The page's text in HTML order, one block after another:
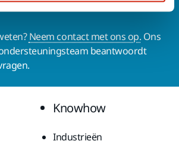
Neem contact met ons op. Ons
beantwoordt
Knowhow
Industrieën